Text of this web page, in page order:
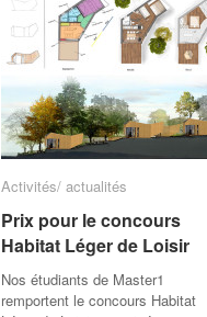
Activités/ actualités
Prix pour le concours
Habitat Léger de Loisir
Nos étudiants de Master1
remportent le concours Habitat
Activités/ actualités
Prix pour le concours
Habitat Léger de Loisir